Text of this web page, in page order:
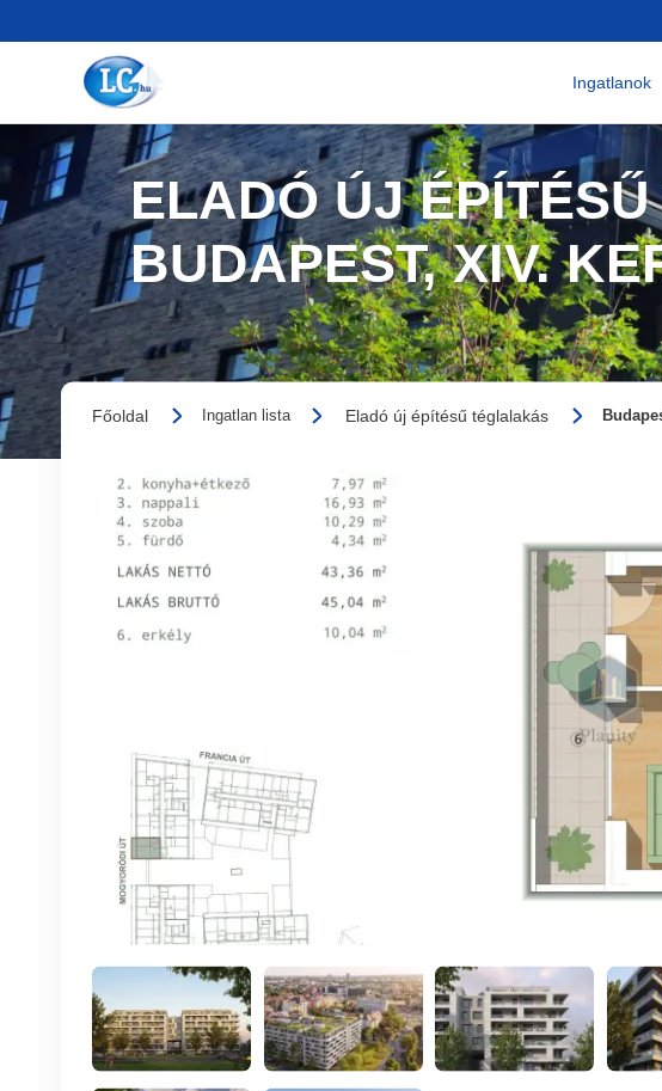
Ingatlanok
ELADÓ ÚJ
BUDAPEST, XIV.
Főoldal Ingatlan lista Eladó új építésű téglalakás